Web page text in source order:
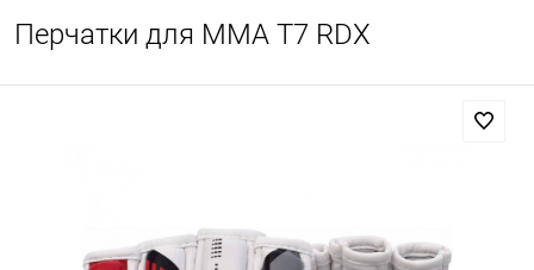
Перчатки для MMA T7 RDX